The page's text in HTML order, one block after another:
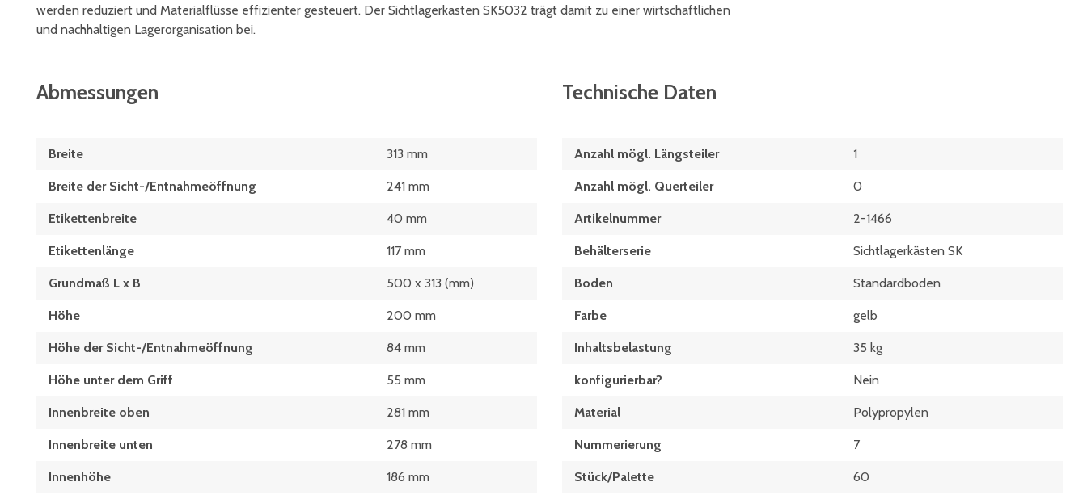
werden reduziert und Materialflüsse effizienter gesteuert. Der Sichtlagerkasten SK5032 trägt damit zu einer wirtschaftlichen
und nachhaltigen Lagerorganisation bei.
Abmessungen
Breite 313 mm
Breite der Sicht-/Entnahmeöffnung 241 mm
Etikettenbreite 40 mm
Etikettenlänge 117 mm
Grundmaß L x B 500 x 313 (mm)
Höhe 200 mm
Höhe der Sicht-/Entnahmeöffnung 84 mm
Höhe unter dem Griff 55 mm
Innenbreite oben 281 mm
Innenbreite unten 278 mm
Innenhöhe 186 mm
Technische Daten
Anzahl mögl. Längsteiler 1
Anzahl mögl. Querteiler 0
Artikelnummer 2-1466
Behälterserie Sichtlagerkästen SK
Boden Standardboden
Farbe gelb
Inhaltsbelastung 35 kg
konfigurierbar? Nein
Material Polypropylen
Nummerierung 7
Stück/Palette 60